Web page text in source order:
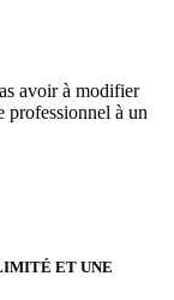
avoir à modifier
professionnel à un
ET UNE